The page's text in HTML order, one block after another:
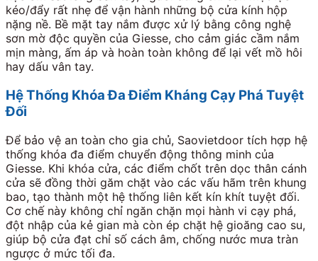
kéo/đẩy rất nhẹ để vận hành những bộ cửa kính hộp
nặng nề. Bề mặt tay nắm được xử lý bằng công nghệ
sơn mờ độc quyền của Giesse, cho cảm giác cầm nắm
mịn màng, ấm áp và hoàn toàn không để lại vết mồ hôi
hay dấu vân tay.
Hệ Thống Khóa Đa Điểm Kháng Cạy Phá Tuyệt
Đối
Để bảo vệ an toàn cho gia chủ, Saovietdoor tích hợp hệ
thống khóa đa điểm chuyển động thông minh của
Giesse. Khi khóa cửa, các điểm chốt trên dọc thân cánh
cửa sẽ đồng thời găm chặt vào các vấu hãm trên khung
bao, tạo thành một hệ thống liên kết kín khít tuyệt đối.
Cơ chế này không chỉ ngăn chặn mọi hành vi cạy phá,
đột nhập của kẻ gian mà còn ép chặt hệ gioăng cao su,
giúp bộ cửa đạt chỉ số cách âm, chống nước mưa tràn
ngược ở mức tối đa.